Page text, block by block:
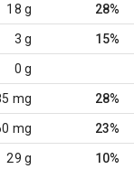
18 g 28%
3 g 15%
0 g
mg 28%
mg 23%
29 g 10%